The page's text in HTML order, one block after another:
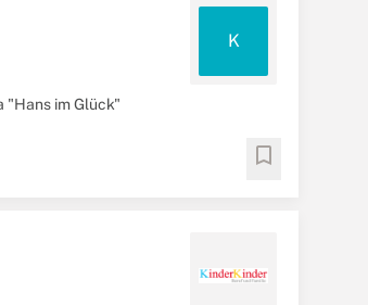
K
"Hans im Glück"
bookmark